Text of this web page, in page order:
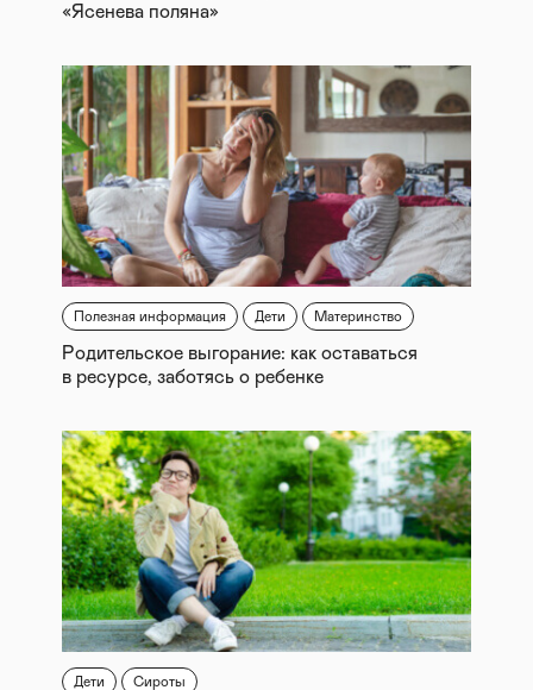
«Ясенева поляна»
Полезная информация Дети Материнство
Родительское выгорание: как оставаться
в ресурсе, заботясь о ребенке
Дети Сироты